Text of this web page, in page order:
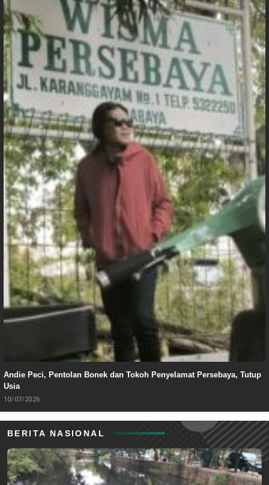
Andie Peci, Pentolan Bonek dan Tokoh Penyelamat Persebaya, Tutup
Usia
10/07/2026
BERITA NASIONAL